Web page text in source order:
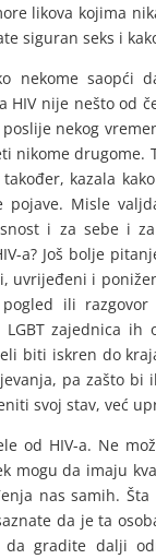
likova kojima
siguran seks i
nekome saopći
HIV nije nešto od
nekog
nikome drugome.
kazala
Misle
i za sebe i
a? Još bolje
uvrijeđeni i
ili razgovor
zajednica ih
biti iskren do
pa zašto bi
svoj stav, već
od HIV-a. Ne
mogu da imaju
nas samih.
da je ta
gradite dalji